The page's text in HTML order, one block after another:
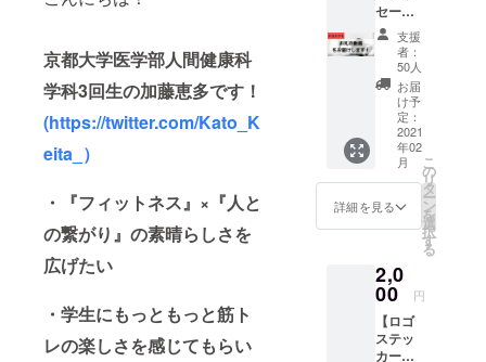
京都大学医学部人間健康科
学科3回生の加藤恵多です！
(https://twitter.com/Kato_K
eita_）
・『フィットネス』×『人と
の繋がり』の素晴らしさを
広げたい
・学生にもっともっと筋ト
レの楽しさを感じてもらい
ご利用
可能で
す！ ・
有効期
限2021
年12月
31日ま
セージ
動画を
お届
け！】
▼内容
✔︎『Sail
KYOTO
』運営
メン
バーか
らお礼
のメッ
セージ
ご支援
してく
ださっ
た方1人
1人へ感
謝の
支援
者：
50人
お届
け予
定：
2021
年02
月
詳細を見る
こ
の
リ
タ
ー
ン
を
選
択
す
る
2,0
00 円
【ロゴ
ステッ
カーを